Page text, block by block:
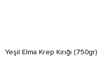
Yeşil Elma Krep Kırığı (750gr)